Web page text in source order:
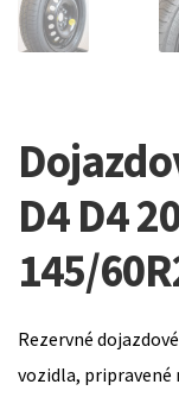
D4 D4
145/
Rezervné
vozidla, pripravené